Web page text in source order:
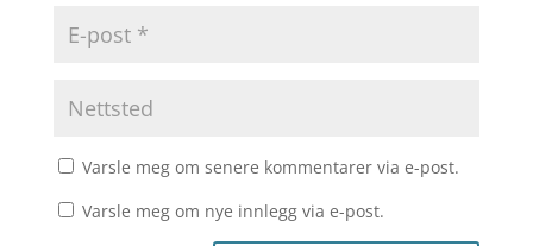
Varsle meg om senere kommentarer via e-post.
Varsle meg om nye innlegg via e-post.